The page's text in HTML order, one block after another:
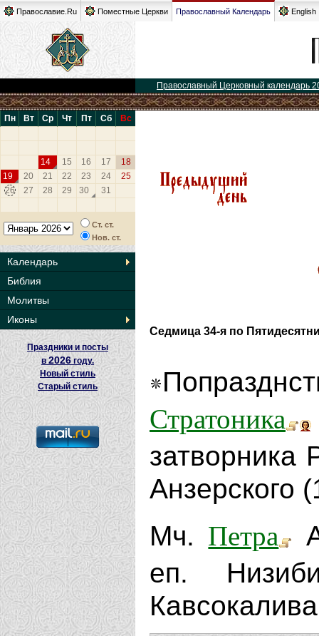
Православие.Ru Поместные Церкви Православный Календарь English
Православный Церковный календарь
Пн Вт Ср Чт Пт Сб Вс
14 15 16 17
18
19
20 21 22 23 24
25
26
27 28 29 30 31
Ст. ст.
Нов. ст.
Календарь
Библия
Молитвы
Иконы
Праздники и посты
в2026 году.
Новый стиль
Старый стиль
Седмица 34-я по
Стратоника
затворника
Анзерского
Мч. Петра
еп.